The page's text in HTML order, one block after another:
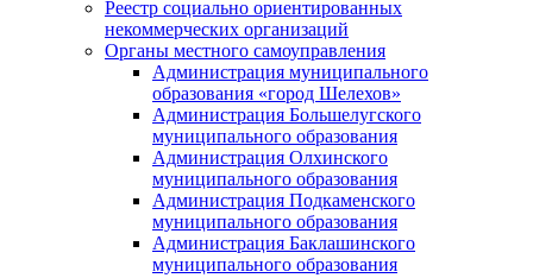
Реестр социально ориентированных
некоммерческих организаций
Органы местного самоуправления
Администрация муниципального
образования «город Шелехов»
Администрация Большелугского
муниципального образования
Администрация Олхинского
муниципального образования
Администрация Подкаменского
муниципального образования
Администрация Баклашинского
муниципального образования